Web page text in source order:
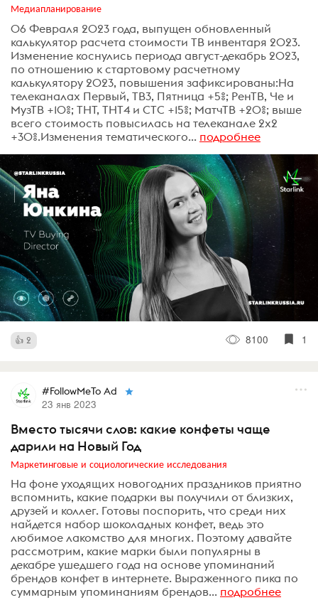
Медиапланирование
06 Февраля 2023 года, выпущен обновленный
калькулятор расчета стоимости ТВ инвентаря 2023.
Изменение коснулись периода август-декабрь 2023,
по отношению к стартовому расчетному
калькулятору 2023, повышения зафиксированы:На
телеканалах Первый, ТВ3, Пятница +5%; РенТВ, Че и
МузТВ +10%; ТНТ, ТНТ4 и СТС +15%; МатчТВ +20%; выше
всего стоимость повысилась на телеканале 2х2
+30%.Изменения тематического... подробнее
2 8100 1
#FollowMeTo Ad
23 янв 2023
Вместо тысячи слов: какие конфеты чаще
дарили на Новый Год
Маркетинговые и социологические исследования
На фоне уходящих новогодних праздников приятно
вспомнить, какие подарки вы получили от близких,
друзей и коллег. Готовы поспорить, что среди них
найдется набор шоколадных конфет, ведь это
любимое лакомство для многих. Поэтому давайте
рассмотрим, какие марки были популярны в
декабре ушедшего года на основе упоминаний
брендов конфет в интернете. Выраженного пика по
суммарным упоминаниям брендов... подробнее